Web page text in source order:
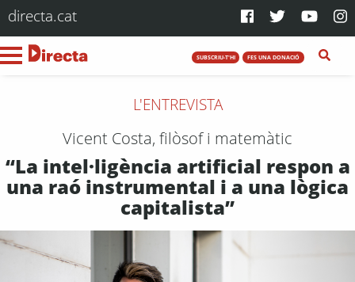
directa.cat
SUBSCRIU-T'HI FES UNA DONACIÓ
L'ENTREVISTA
Vicent Costa, filòsof i matemàtic
“La intel·ligència artificial respon a
una raó instrumental i a una lògica
capitalista”